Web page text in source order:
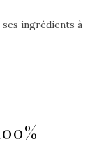
ingrédients à